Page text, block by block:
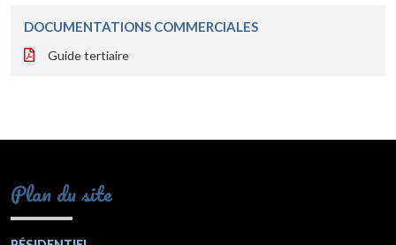
DOCUMENTATIONS COMMERCIALES
Guide tertiaire
Plan du site